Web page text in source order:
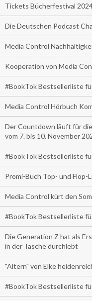
Tickets Bücherfestival
Die Deutschen Podcast
Media Control
Kooperation von Media
#BookTok Bestsellerliste
Media Control Hörbuch
Der Countdown läuft für
vom 7. bis 10. November
#BookTok Bestsellerliste
Promi-Buch Top- und
Media Control kürt den
#BookTok Bestsellerliste
Die Generation Z hat als
in der Tasche durchlebt
"Altern" von Elke
#BookTok Bestsellerliste